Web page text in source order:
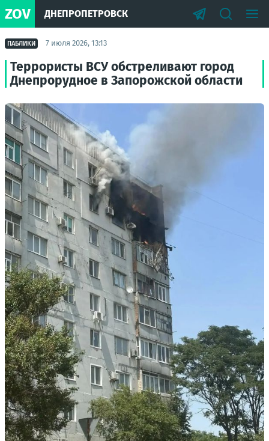
ZOV ДНЕПРОПЕТРОВСК
ПАБЛИКИ 7 июля 2026, 13:13
Террористы ВСУ обстреливают город
Днепрорудное в Запорожской области